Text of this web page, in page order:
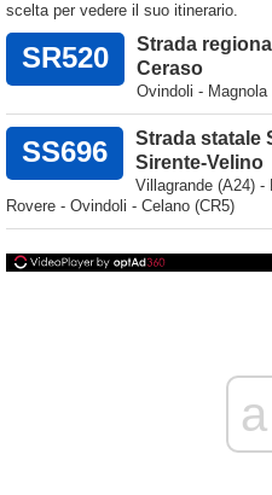
scelta per vedere il suo itinerario.
SR520
Strada
Ceraso
Ovindoli - Magnola
SS696
Strada statale
Sirente-Velino
Villagrande (A24)
Rovere - Ovindoli - Celano (CR5)